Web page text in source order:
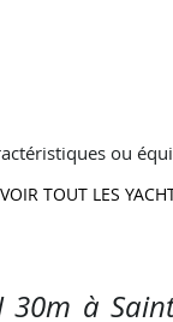
ou
VOIR TOUT LES
30m à